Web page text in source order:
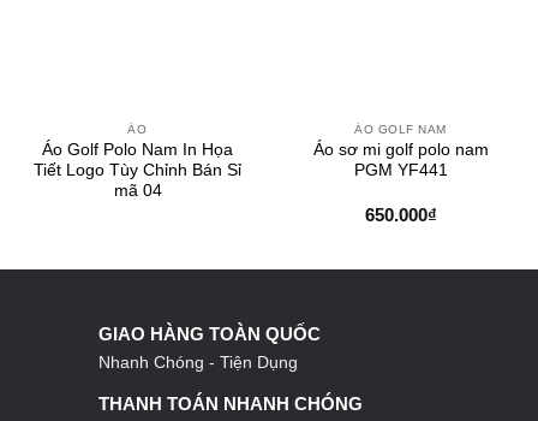
ÁO
Áo Golf Polo Nam In Họa
Tiết Logo Tùy Chỉnh Bán Sỉ
mã 04
ÁO GOLF NAM
Áo sơ mi golf polo nam
PGM YF441
650.000₫
GIAO HÀNG TOÀN QUỐC
Nhanh Chóng - Tiện Dụng
THANH TOÁN NHANH CHÓNG